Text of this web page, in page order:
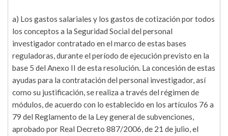
a) Los gastos salariales y los gastos de cotización por todos
los conceptos a la Seguridad Social del personal
investigador contratado en el marco de estas bases
reguladoras, durante el período de ejecución previsto en la
base 5 del Anexo II de esta resolución. La concesión de estas
ayudas para la contratación del personal investigador, así
como su justificación, se realiza a través del régimen de
módulos, de acuerdo con lo establecido en los artículos 76 a
79 del Reglamento de la Ley general de subvenciones,
aprobado por Real Decreto 887/2006, de 21 de julio, el